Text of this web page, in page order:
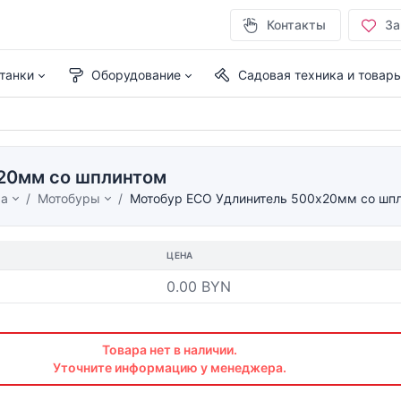
Контакты
Оборудование Садовая техника и
со шплинтом
Мотобуры Мотобур ECO Удлинитель 500х20мм со
ЦЕНА
0.00 BYN
Товара нет в наличии.
Уточните информацию у менеджера.